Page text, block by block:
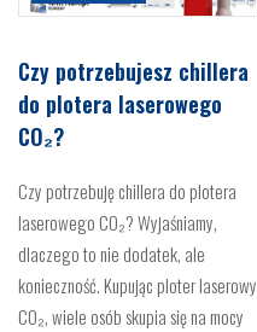
Czy potrzebujesz chillera
do plotera laserowego
CO₂?
Czy potrzebuję chillera do plotera
laserowego CO₂? Wyjaśniamy,
dlaczego to nie dodatek, ale
konieczność. Kupując ploter laserowy
CO₂, wiele osób skupia się na mocy